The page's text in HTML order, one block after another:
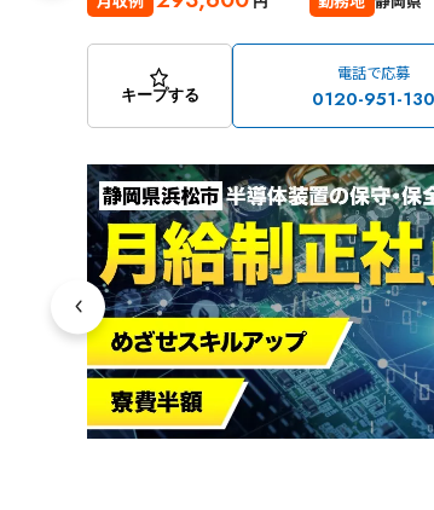
キープする
電話で応募
0120-951-130